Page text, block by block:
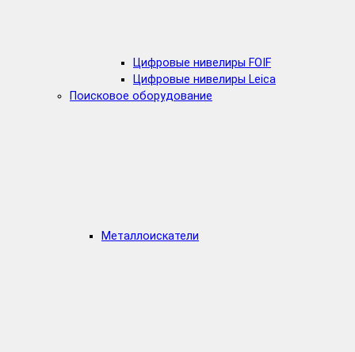
Цифровые нивелиры FOIF
Цифровые нивелиры Leica
Поисковое оборудование
Металлоискатели